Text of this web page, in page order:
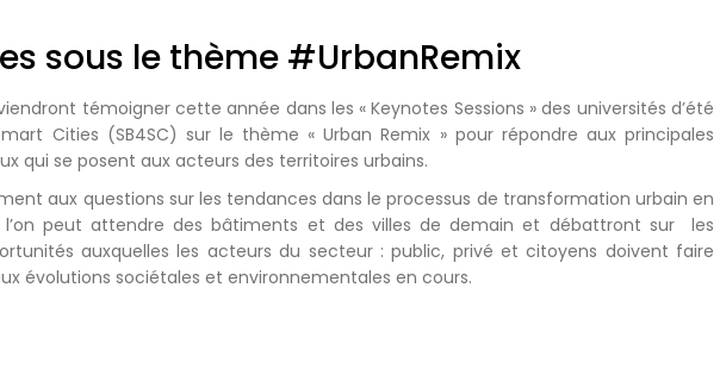
sous le thème #UrbanRemix
témoigner cette année dans les « Keynotes Sessions » des universités d’été
Cities (SB4SC) sur le thème « Urban Remix » pour répondre aux principales
qui se posent aux acteurs des territoires urbains.
aux questions sur les tendances dans le processus de transformation urbain en
peut attendre des bâtiments et des villes de demain et débattront sur les
auxquelles les acteurs du secteur : public, privé et citoyens doivent faire
évolutions sociétales et environnementales en cours.